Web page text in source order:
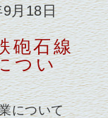
月18日
砲石線
つい
について